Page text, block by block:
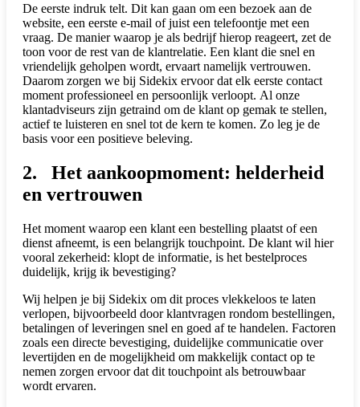
De eerste indruk telt. Dit kan gaan om een bezoek aan de
website, een eerste e-mail of juist een telefoontje met een
vraag. De manier waarop je als bedrijf hierop reageert, zet de
toon voor de rest van de klantrelatie. Een klant die snel en
vriendelijk geholpen wordt, ervaart namelijk vertrouwen.
Daarom zorgen we bij Sidekix ervoor dat elk eerste contact
moment professioneel en persoonlijk verloopt. Al onze
klantadviseurs zijn getraind om de klant op gemak te stellen,
actief te luisteren en snel tot de kern te komen. Zo leg je de
basis voor een positieve beleving.
2. Het aankoopmoment: helderheid
en vertrouwen
Het moment waarop een klant een bestelling plaatst of een
dienst afneemt, is een belangrijk touchpoint. De klant wil hier
vooral zekerheid: klopt de informatie, is het bestelproces
duidelijk, krijg ik bevestiging?
Wij helpen je bij Sidekix om dit proces vlekkeloos te laten
verlopen, bijvoorbeeld door klantvragen rondom bestellingen,
betalingen of leveringen snel en goed af te handelen. Factoren
zoals een directe bevestiging, duidelijke communicatie over
levertijden en de mogelijkheid om makkelijk contact op te
nemen zorgen ervoor dat dit touchpoint als betrouwbaar
wordt ervaren.